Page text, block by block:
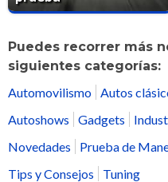
Puedes recorrer más
siguientes categorías:
Automovilismo
Autos
Autoshows
Gadgets
Novedades
Prueba de
Tips y Consejos
Tuning